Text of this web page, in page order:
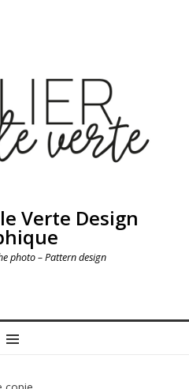
Verte Design
photo – Pattern design
MENU